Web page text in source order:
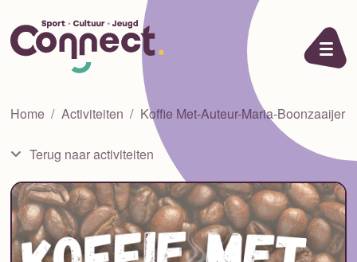
Ga naar de inhoud
Home Activiteiten Koffie Met-Auteur-Maria-Boonzaaijer
Terug naar activiteiten